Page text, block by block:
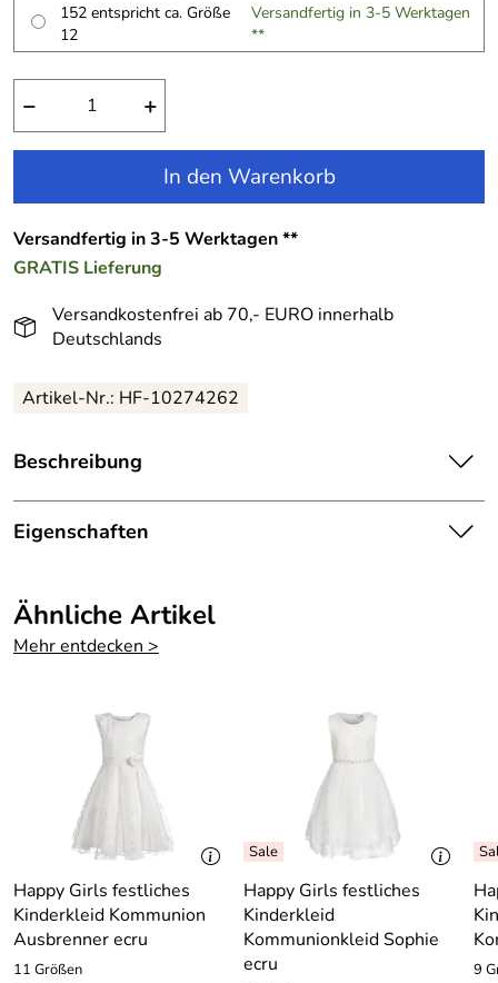
152 entspricht ca. Größe
12
Versandfertig in 3-5 Werktagen
**
− +
In den Warenkorb
Versandfertig in 3-5 Werktagen **
GRATIS Lieferung
Versandkostenfrei ab 70,- EURO innerhalb
Deutschlands
Artikel-Nr.: HF-10274262
Beschreibung
Blumenkind Mädchen Kleid festlich Dream creme:
Hier bieten wir Ihnen ein wunderschönes Blumenkind
Das Kleid ist hervorragend verarbeitet und absolut edel.
Das Kleid wird am Rücken mit einem Reißverschluss
Eine passende Stola wird mitgeliefert.
Blumenkind Mädchen Kleid festlich Dream creme
Farbe: Creme
Material : 100 % Polyester
Pflege: Handwäsche
Eigenschaften
Farbe:
Creme
Ähnliche Artikel
Mehr entdecken >
Happy Girls festliches
Kinderkleid Kommunion
Ausbrenner ecru
11 Größen
Happy Girls festliches
Kinderkleid
Kommunionkleid Sophie
ecru
9